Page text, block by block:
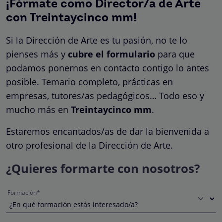
¡Fórmate como Director/a de Arte
con Treintaycinco mm!
Si la Dirección de Arte es tu pasión, no te lo
pienses más y cubre el formulario para que
podamos ponernos en contacto contigo lo antes
posible. Temario completo, prácticas en
empresas, tutores/as pedagógicos… Todo eso y
mucho más en Treintaycinco mm.
Estaremos encantados/as de dar la bienvenida a
otro profesional de la Dirección de Arte.
¿Quieres formarte con nosotros?
Formación*